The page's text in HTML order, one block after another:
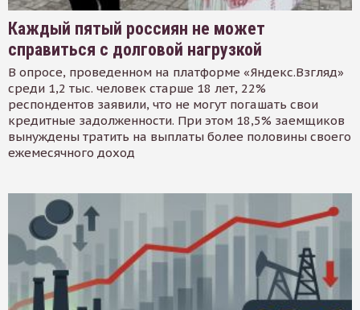
Каждый пятый россиян не может
справиться с долговой нагрузкой
В опросе, проведенном на платформе «Яндекс.Взгляд»
среди 1,2 тыс. человек старше 18 лет, 22%
респондентов заявили, что не могут погашать свои
кредитные задолженности. При этом 18,5% заемщиков
вынуждены тратить на выплаты более половины своего
ежемесячного доход